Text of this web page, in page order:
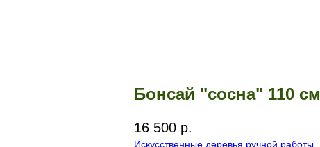
Бонсай "сосна" 110 см
16 500 р.
Искусственные деревья ручной работы